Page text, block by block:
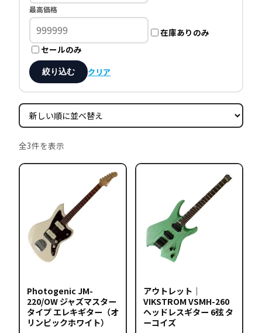
最高価格
在庫ありのみ
セールのみ
絞り込む クリア
全3件を表示
Photogenic JM-
220/OW ジャズマスター
タイプ エレキギター（オ
リンピックホワイト）
アウトレット｜
VIKSTROM VSMH-260
ヘッドレスギター 6弦 タ
ーコイズ